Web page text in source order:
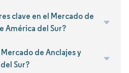
clave en el Mercado de
América del Sur?
de Anclajes y
Sur?